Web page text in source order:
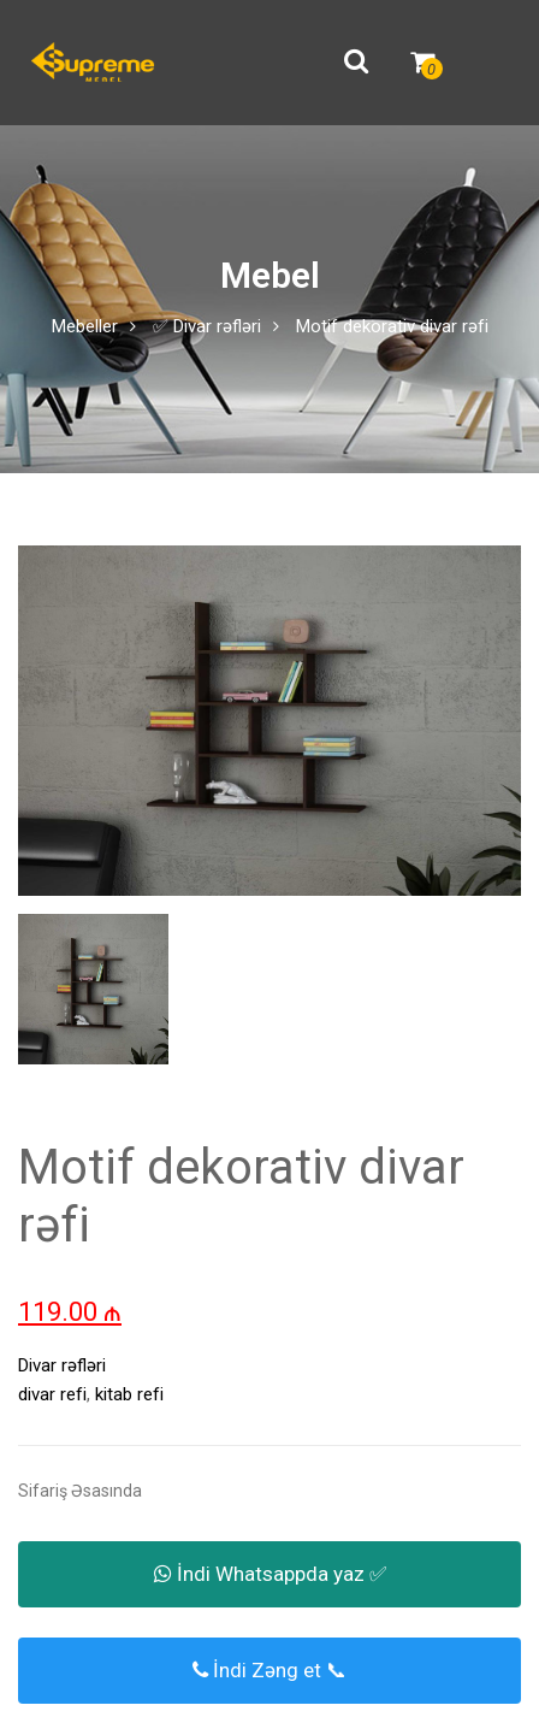
0
Mebel
Mebeller ✅ Divar rəfləri Motif dekorativ divar rəfi
Motif dekorativ divar
rəfi
119.00 ₼
Divar rəfləri
divar refi, kitab refi
Sifariş Əsasında
İndi Whatsappda yaz ✅
İndi Zəng et 📞